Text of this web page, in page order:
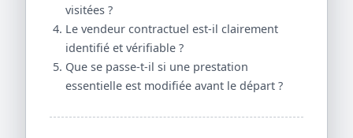
visitées ?
Le vendeur contractuel est-il clairement
identifié et vérifiable ?
Que se passe-t-il si une prestation
essentielle est modifiée avant le départ ?